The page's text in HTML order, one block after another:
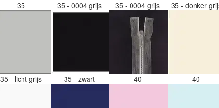
35 35 - 0004 grijs 35 - 0004 grijs 35 - donker
35 - licht grijs 35 - zwart 40 40